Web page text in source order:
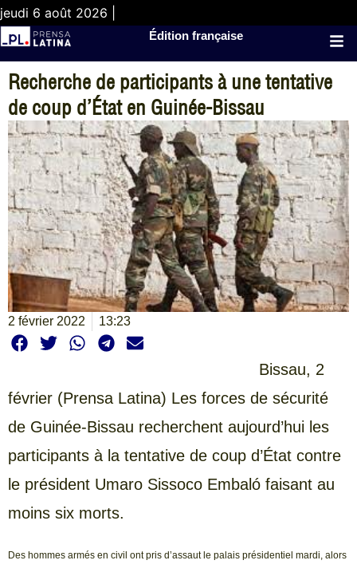
jeudi 6 août 2026 |
Édition française
Recherche de participants à une tentative
de coup d’État en Guinée-Bissau
2 février 2022 13:23
Bissau, 2
février (Prensa Latina) Les forces de sécurité
de Guinée-Bissau recherchent aujourd’hui les
participants à la tentative de coup d’État contre
le président Umaro Sissoco Embaló faisant au
moins six morts.
Des hommes armés en civil ont pris d’assaut le palais présidentiel mardi, alors